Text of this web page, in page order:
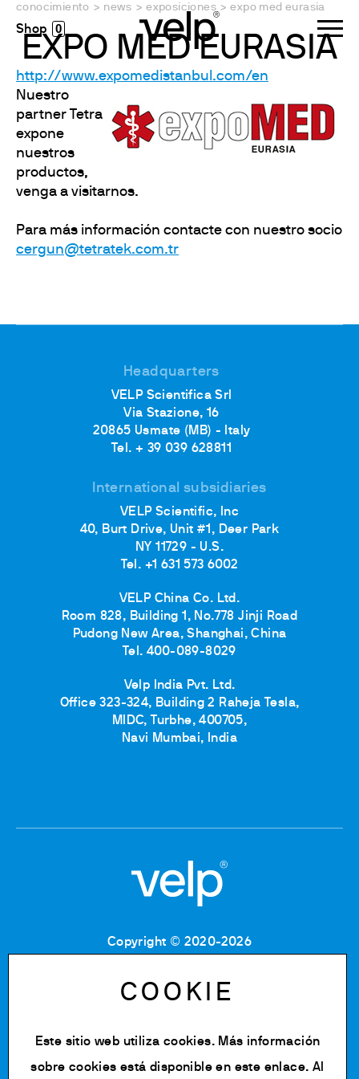
0
conocimiento > news > exposiciones > expo med eurasia
EXPO MED EURASIA
http://www.expomedistanbul.com/en
Nuestro
partner Tetra
expone
nuestros
productos,
venga a visitarnos.
Para más información contacte con nuestro socio
cergun@tetratek.com.tr
Headquarters
VELP Scientifica Srl
Via Stazione, 16
20865 Usmate (MB) - Italy
Tel. + 39 039 628811
International subsidiaries
VELP Scientific, Inc
40, Burt Drive, Unit #1, Deer Park
NY 11729 - U.S.
Tel. +1 631 573 6002
VELP China Co. Ltd.
Room 828, Building 1, No.778 Jinji Road
Pudong New Area, Shanghai, China
Tel. 400-089-8029
Velp India Pvt. Ltd.
Office 323-324, Building 2 Raheja Tesla,
MIDC, Turbhe, 400705,
Navi Mumbai, India
Copyright © 2020-2026
Iscrizione Registro Imprese MB: 06955700155
Política de privacidad
COOKIE
Este sitio web utiliza cookies. Más información
sobre cookies está disponible en este enlace. Al